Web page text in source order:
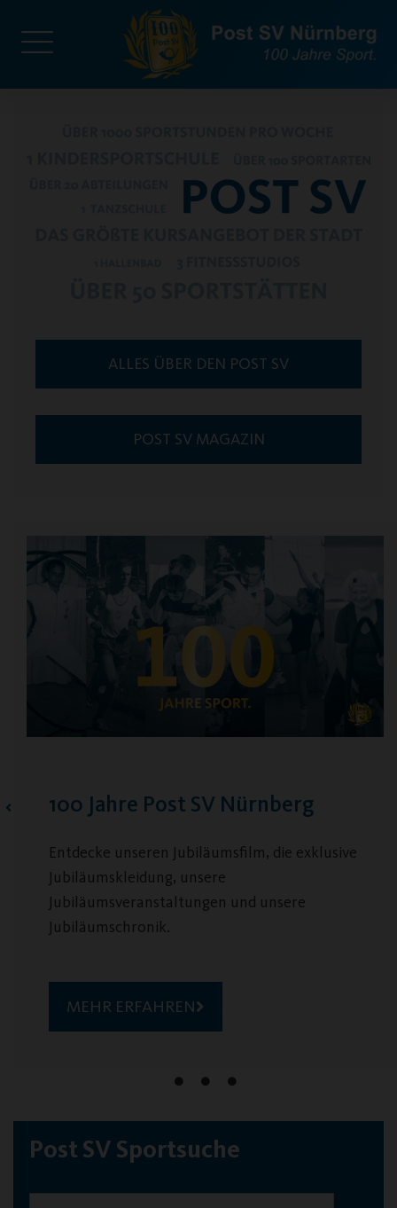
ALLES ÜBER DEN POST SV
POST SV MAGAZIN
Jobs & Ehrenamt beim Post SV
Viele spannende Aufgaben warten auf dich!
MEHR ERFAHREN
Post SV Sportsuche